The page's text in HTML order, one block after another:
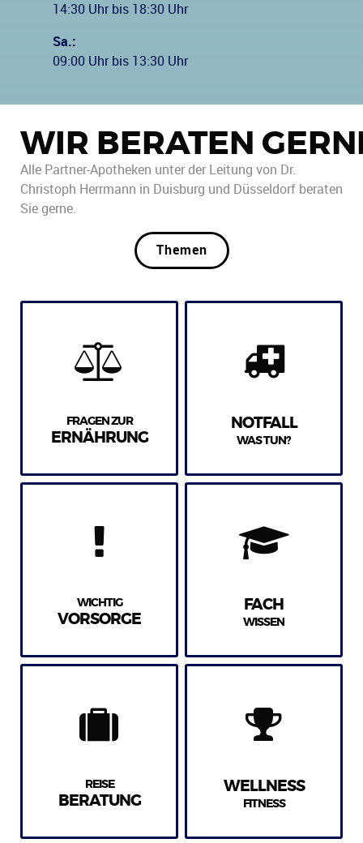
14:30 Uhr bis 18:30 Uhr
Sa.:
09:00 Uhr bis 13:30 Uhr
WIR BERATEN
Alle Partner-Apotheken unter der Leitung von Dr.
Christoph Herrmann in Duisburg und Düsseldorf beraten
Sie gerne.
Themen
FRAGEN ZUR
ERNÄHRUNG
NOTFALL
WAS TUN?
WICHTIG
VORSORGE
FACH
WISSEN
REISE
BERATUNG
WELLNESS
FITNESS